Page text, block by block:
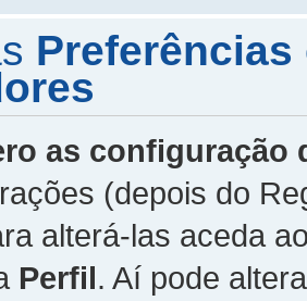
as configuração
(depois do
alterá-las aceda
Perfil. Aí pode